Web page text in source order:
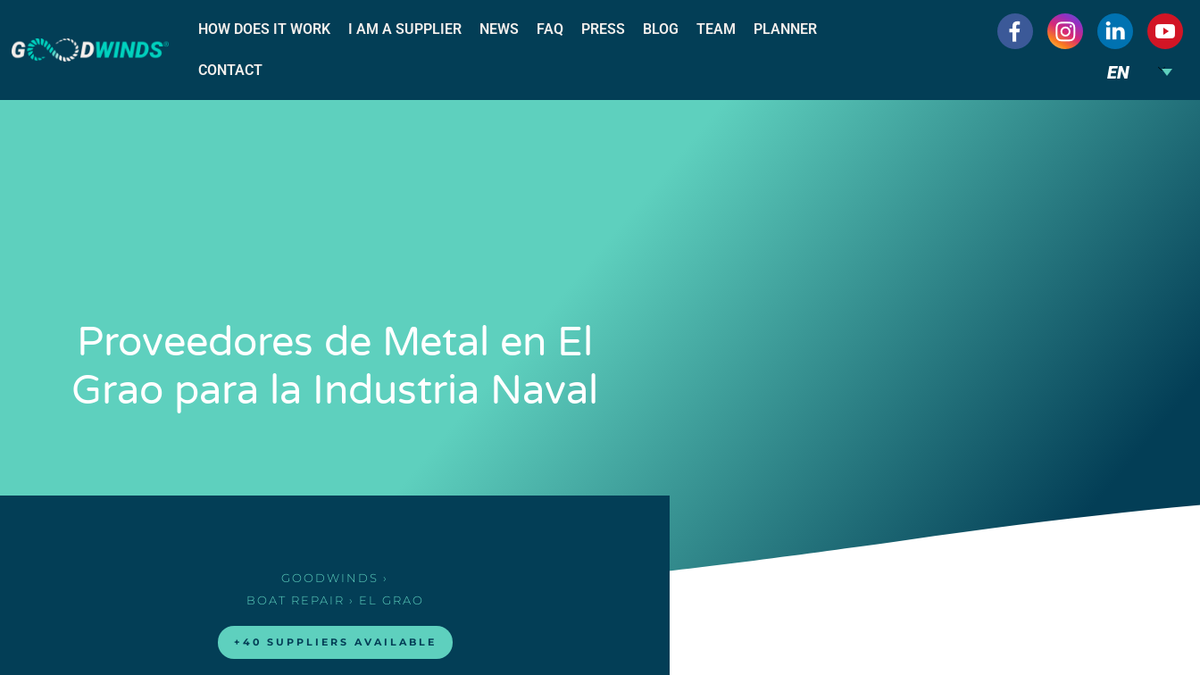
HOW DOES IT WORK I AM A SUPPLIER NEWS FAQ PRESS BLOG TEAM PLANNER
CONTACT EN
Proveedores de Metal en El
Grao para la Industria Naval
GOODWINDS ›
BOAT REPAIR › EL GRAO
+40 SUPPLIERS AVAILABLE